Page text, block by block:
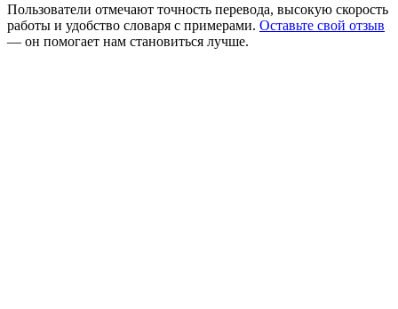
Пользователи отмечают точность перевода, высокую скорость
работы и удобство словаря с примерами. Оставьте свой отзыв
— он помогает нам становиться лучше.